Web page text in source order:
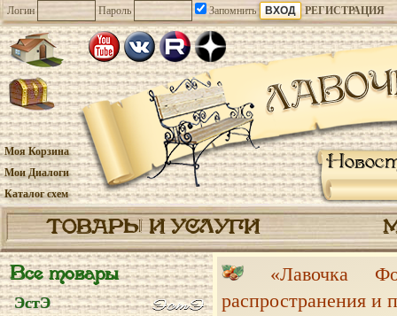
Логин Пароль Запомнить РЕГИСТРАЦИЯ
Моя Корзина
Мои Диалоги
Каталог схем
ТОВАРЫ И УСЛУГИ
Все товары
ЭстЭ
«Лавочка
распространения и